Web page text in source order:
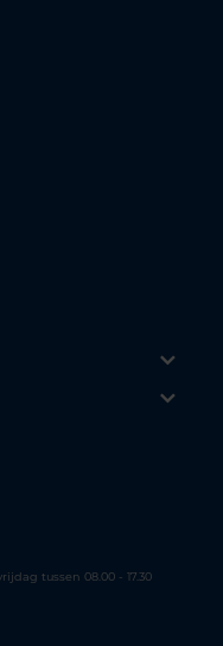
tussen 08.00 - 17.30